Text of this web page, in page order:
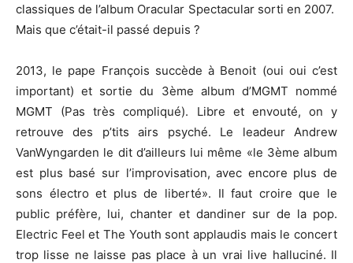
classiques de l’album Oracular Spectacular sorti en 2007.
Mais que c’était-il passé depuis ?
2013, le pape François succède à Benoit (oui oui c’est
important) et sortie du 3ème album d’MGMT nommé
MGMT (Pas très compliqué). Libre et envouté, on y
retrouve des p’tits airs psyché. Le leadeur Andrew
VanWyngarden le dit d’ailleurs lui même «le 3ème album
est plus basé sur l’improvisation, avec encore plus de
sons électro et plus de liberté». Il faut croire que le
public préfère, lui, chanter et dandiner sur de la pop.
Electric Feel et The Youth sont applaudis mais le concert
trop lisse ne laisse pas place à un vrai live halluciné. Il